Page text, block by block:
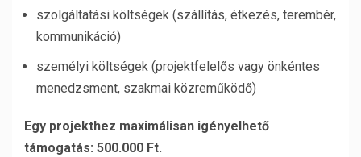
szolgáltatási költségek (szállítás, étkezés, terembér,
kommunikáció)
személyi költségek (projektfelelős vagy önkéntes
menedzsment, szakmai közreműködő)
Egy projekthez maximálisan igényelhető
támogatás: 500.000 Ft.